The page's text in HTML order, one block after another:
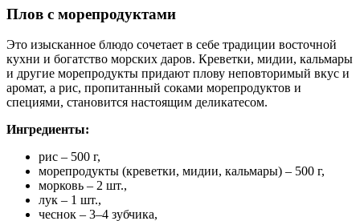
Плов с морепродуктами
Это изысканное блюдо сочетает в себе традиции восточной
кухни и богатство морских даров. Креветки, мидии, кальмары
и другие морепродукты придают плову неповторимый вкус и
аромат, а рис, пропитанный соками морепродуктов и
специями, становится настоящим деликатесом.
Ингредиенты:
рис – 500 г,
морепродукты (креветки, мидии, кальмары) – 500 г,
морковь – 2 шт.,
лук – 1 шт.,
чеснок – 3–4 зубчика,